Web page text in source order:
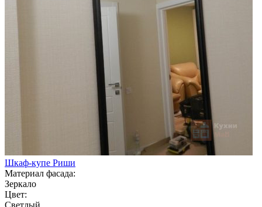
Шкаф-купе Риши
Материал фасада:
Зеркало
Цвет:
Светлый